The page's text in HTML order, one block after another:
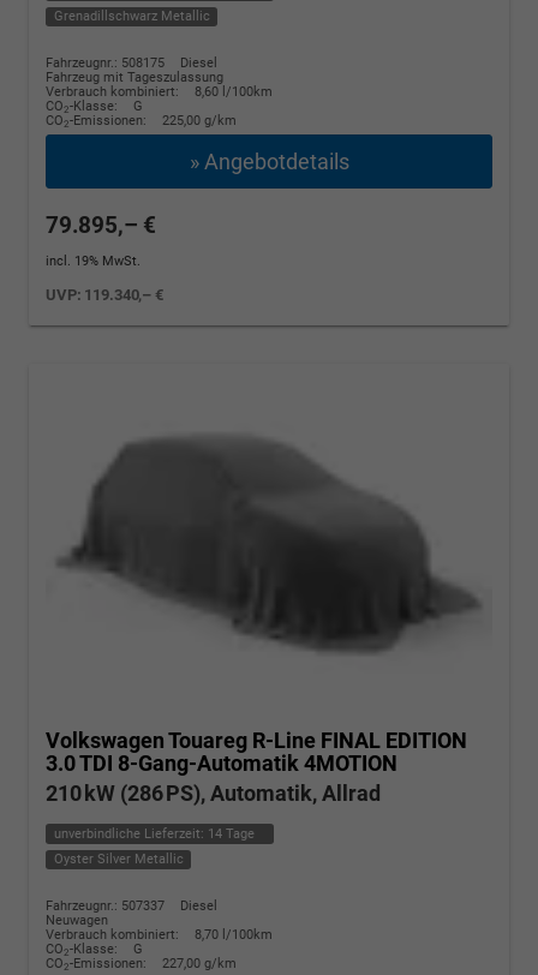
Grenadillschwarz Metallic
Fahrzeugnr.: 508175
Diesel
Fahrzeug mit Tageszulassung
Verbrauch kombiniert:
8,60 l/100km
CO2-Klasse:
G
CO2-Emissionen: 225,00 g/km
» Angebotdetails
79.895,– €
incl. 19% MwSt.
UVP: 119.340,– €
Volkswagen Touareg R-Line FINAL EDITION
3.0 TDI 8-Gang-Automatik 4MOTION
210 kW (286 PS), Automatik, Allrad
unverbindliche Lieferzeit: 14 Tage
Oyster Silver Metallic
Fahrzeugnr.: 507337
Diesel
Neuwagen
Verbrauch kombiniert:
8,70 l/100km
CO2-Klasse:
G
CO2-Emissionen: 227,00 g/km